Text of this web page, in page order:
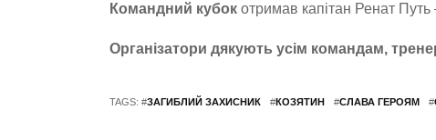
Командний кубокотримав капітан Ренат Путь
Організатори дякують усім командам,
TAGS: #ЗАГИБЛИЙ ЗАХИСНИК #КОЗЯТИН #СЛАВА ГЕРОЯМ #